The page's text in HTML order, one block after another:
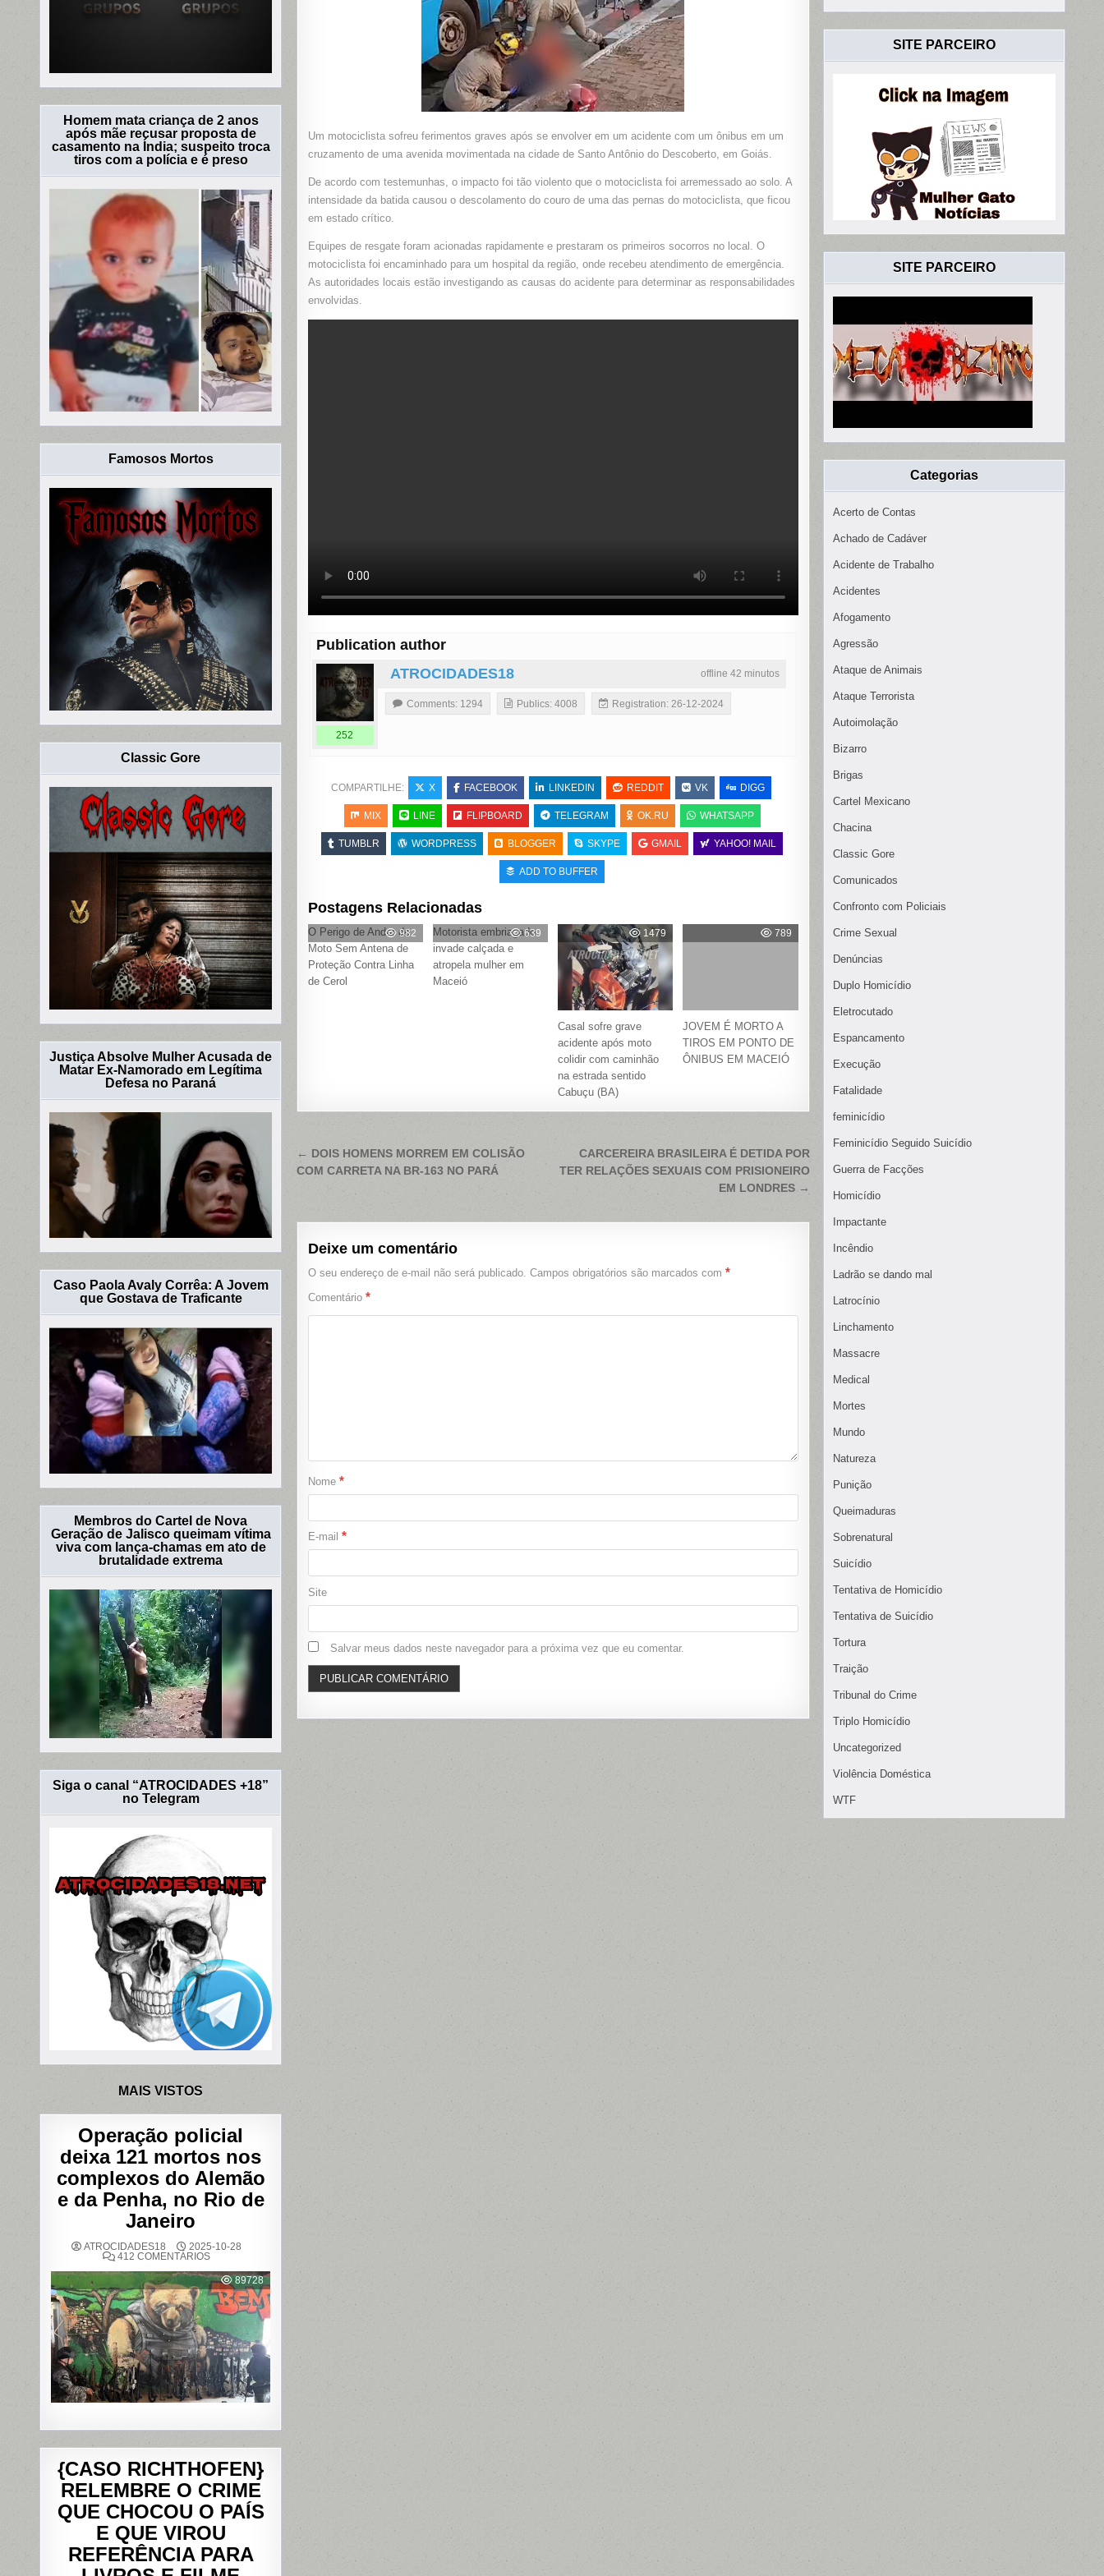
Um motociclista sofreu ferimentos graves após se envolver em um acidente com um ônibus em um
cruzamento de uma avenida movimentada na cidade de Santo Antônio do Descoberto, em Goiás.
De acordo com testemunhas, o impacto foi tão violento que o motociclista foi arremessado ao solo. A
intensidade da batida causou o descolamento do couro de uma das pernas do motociclista, que ficou
em estado crítico.
Equipes de resgate foram acionadas rapidamente e prestaram os primeiros socorros no local. O
motociclista foi encaminhado para um hospital da região, onde recebeu atendimento de emergência.
As autoridades locais estão investigando as causas do acidente para determinar as responsabilidades
envolvidas.
Publication author
offline 42 minutos
ATROCIDADES18
252
Comments: 1294 Publics: 4008 Registration: 26-12-2024
COMPARTILHE: X FACEBOOK LINKEDIN REDDIT VK DIGG
MIX LINE FLIPBOARD TELEGRAM OK.RU WHATSAPP
TUMBLR WORDPRESS BLOGGER SKYPE GMAIL YAHOO! MAIL
ADD TO BUFFER
Postagens Relacionadas
982
O Perigo de Andar de
Moto Sem Antena de
Proteção Contra Linha
de Cerol
639
Motorista embriagado
invade calçada e
atropela mulher em
Maceió
1479
Casal sofre grave
acidente após moto
colidir com caminhão
na estrada sentido
Cabuçu (BA)
789
JOVEM É MORTO A
TIROS EM PONTO DE
ÔNIBUS EM MACEIÓ
Navegação
de
CARCEREIRA BRASILEIRA É DETIDA POR
TER RELAÇÕES SEXUAIS COM PRISIONEIRO
EM LONDRES →
← DOIS HOMENS MORREM EM COLISÃO
COM CARRETA NA BR-163 NO PARÁ
Deixe um comentário
O seu endereço de e-mail não será publicado. Campos obrigatórios são marcados com *
Comentário *
Nome *
E-mail *
Site
Salvar meus dados neste navegador para a próxima vez que eu comentar.
Homem mata criança de 2 anos
após mãe recusar proposta de
casamento na Índia; suspeito troca
tiros com a polícia e é preso
Famosos Mortos
Classic Gore
Justiça Absolve Mulher Acusada de
Matar Ex-Namorado em Legítima
Defesa no Paraná
Caso Paola Avaly Corrêa: A Jovem
que Gostava de Traficante
Membros do Cartel de Nova
Geração de Jalisco queimam vítima
viva com lança-chamas em ato de
brutalidade extrema
Siga o canal “ATROCIDADES +18”
no Telegram
MAIS VISTOS
Operação policial
deixa 121 mortos nos
complexos do Alemão
e da Penha, no Rio de
Janeiro
ATROCIDADES18
2025-10-28
412 COMENTÁRIOSEM
POLICIAL
DEIXA
121
MORTOS
NOS
COMPLEXOS
DO
ALEMÃO
E
DA
PENHA,
NO
RIO
DE
89728
{CASO RICHTHOFEN}
RELEMBRE O CRIME
QUE CHOCOU O PAÍS
E QUE VIROU
REFERÊNCIA PARA
SITE PARCEIRO
SITE PARCEIRO
Categorias
Acerto de Contas
Achado de Cadáver
Acidente de Trabalho
Acidentes
Afogamento
Agressão
Ataque de Animais
Ataque Terrorista
Autoimolação
Bizarro
Brigas
Cartel Mexicano
Chacina
Classic Gore
Comunicados
Confronto com Policiais
Crime Sexual
Denúncias
Duplo Homicídio
Eletrocutado
Espancamento
Execução
Fatalidade
feminicídio
Feminicídio Seguido Suicídio
Guerra de Facções
Homicídio
Impactante
Incêndio
Ladrão se dando mal
Latrocínio
Linchamento
Massacre
Medical
Mortes
Mundo
Natureza
Punição
Queimaduras
Sobrenatural
Suicídio
Tentativa de Homicídio
Tentativa de Suicídio
Tortura
Traição
Tribunal do Crime
Triplo Homicídio
Uncategorized
Violência Doméstica
WTF